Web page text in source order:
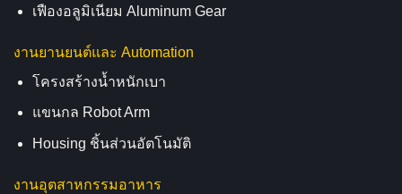
เฟืองอลูมิเนียม Aluminum Gear
งานยานยนต์และ Automation
โครงสร้างน้ำหนักเบา
แขนกล Robot Arm
Housing ชิ้นส่วนอัตโนมัติ
งานอุตสาหกรรมอาหาร